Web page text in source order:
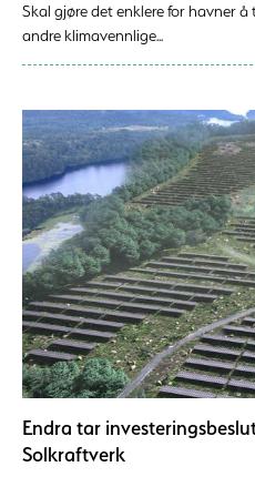
Skal gjøre det enklere for havner
andre klimavennlige...
Endra tar
Solkraftverk